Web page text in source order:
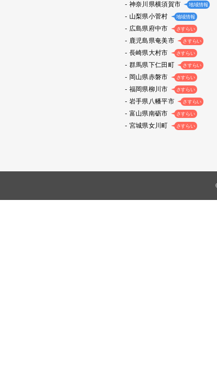
神奈川県横須賀市 地域情報
山梨県小菅村 地域情報
広島県府中市 さすらい
鹿児島県奄美市 さすらい
長崎県大村市 さすらい
群馬県下仁田町 さすらい
岡山県赤磐市 さすらい
福岡県柳川市 さすらい
岩手県八幡平市 さすらい
富山県南砺市 さすらい
宮城県女川町 さすらい